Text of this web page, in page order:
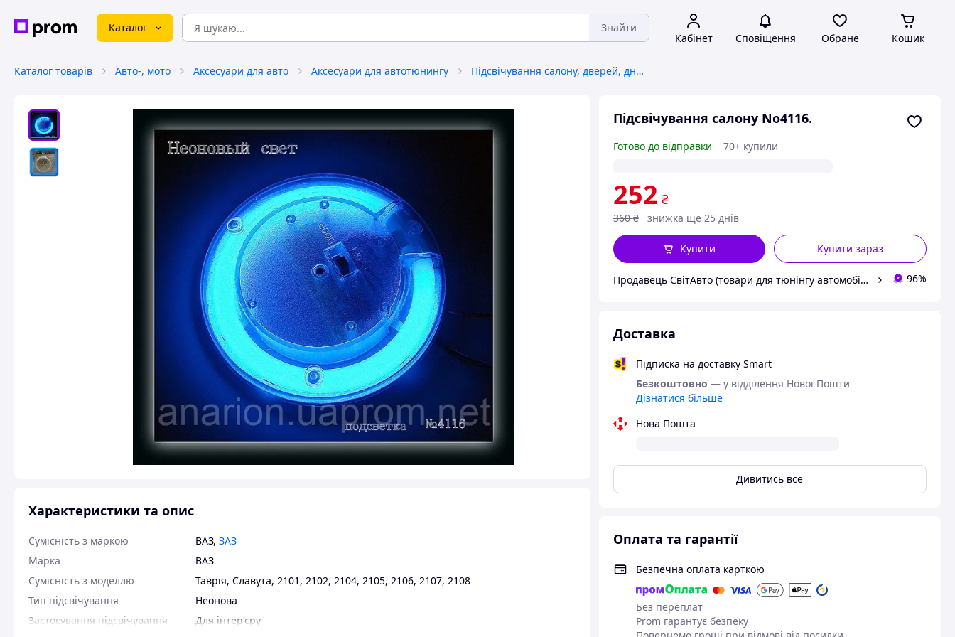
Каталог Знайти
Кабінет Сповіщення Обране Кошик
Каталог товарів Авто-, мото Аксесуари для авто Аксесуари для автотюнингу Підсвічування салону, дверей, днища
Підсвічування салону No4116.
Готово до відправки 70+ купили
252 ₴
360 ₴ знижка ще 25 днів
Купити зараз
Купити
Продавець СвітАвто (товари для тюнінгу автомобілів ВАЗ) 96%
Доставка
Підписка на доставку Smart
Безкоштовно — у відділення Нової Пошти
Дізнатися більше
Нова Пошта
Дивитись все
Оплата та гарантії
Безпечна оплата карткою
Без переплат
Prom гарантує безпеку
Характеристики та опис
Сумісність з маркою ВАЗ, ЗАЗ
Марка
ВАЗ
Сумісність з моделлю
Таврія, Славута, 2101 , 2102, 2104, 2105, 2106, 2107, 2108
Тип підсвічування
Неонова
Застосування підсвічування
Для інтер'єру